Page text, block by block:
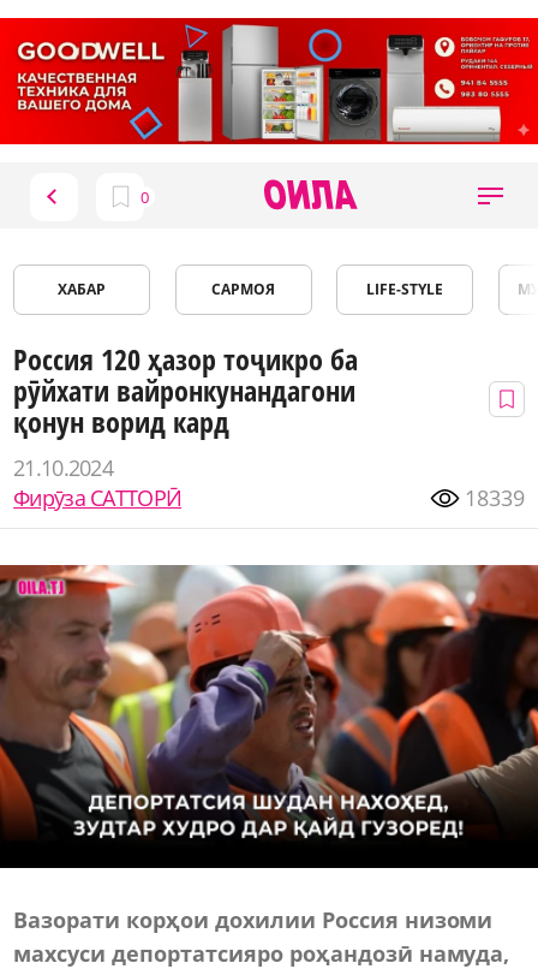
ХАБАР САРМОЯ LIFE-STYLE
Россия 120 ҳазор тоҷикро ба
рӯйхати вайронкунандагони
қонун ворид кард
21.10.2024
Фирӯза САТТОРӢ
18339
Вазорати корҳои дохилии Россия низоми
махсуси депортатсияро роҳандозӣ намуда,